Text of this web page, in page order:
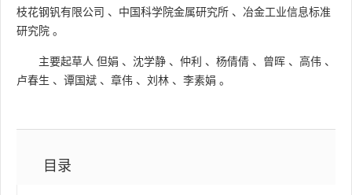
枝花钢钒有限公司 、 中国科学院金属研究所 、 冶金工业信息标准
研究院 。
主要起草人 但娟 、 沈学静 、 仲利 、 杨倩倩 、 曾晖 、 高伟 、
卢春生 、 谭国斌 、 章伟 、 刘林 、 李素娟 。
目录